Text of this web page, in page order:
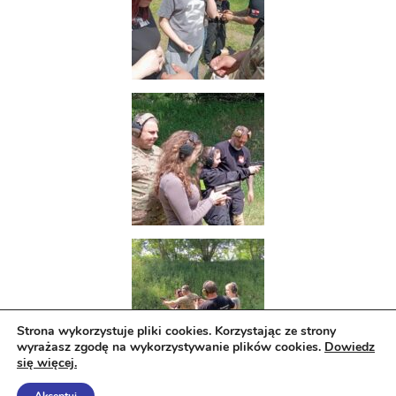
Strona wykorzystuje pliki cookies. Korzystając ze strony
wyrażasz zgodę na wykorzystywanie plików cookies. Dowiedz
się więcej.